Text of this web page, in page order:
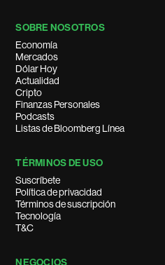
SOBRE NOSOTROS
Economía
Mercados
Dólar Hoy
Actualidad
Cripto
Finanzas Personales
Podcasts
Listas de Bloomberg Línea
TÉRMINOS DE USO
Suscríbete
Política de privacidad
Términos de suscripción
Tecnología
T&C